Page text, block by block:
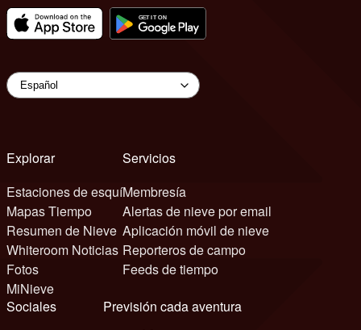
Explorar
Estaciones de esquí
Mapas Tiempo
Resumen de Nieve
Whiteroom Noticias
Fotos
MiNieve
Servicios
Membresía
Alertas de nieve por email
Aplicación móvil de nieve
Reporteros de campo
Feeds de tiempo
Sociales
Previsión cada aventura